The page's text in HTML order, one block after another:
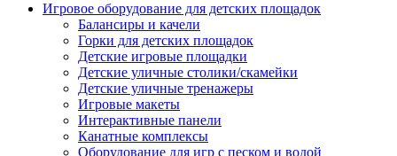
Игровое оборудование для детских площадок
Балансиры и качели
Горки для детских площадок
Детские игровые площадки
Детские уличные столики/скамейки
Детские уличные тренажеры
Игровые макеты
Интерактивные панели
Канатные комплексы
Оборудование для игр с песком и водой